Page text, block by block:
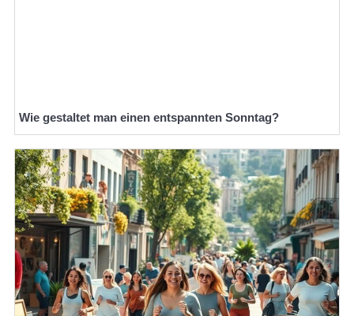
Wie gestaltet man einen entspannten Sonntag?